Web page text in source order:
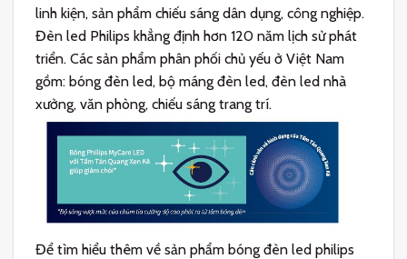
linh kiện, sản phẩm chiếu sáng dân dụng, công nghiệp.
Đèn led Philips khẳng định hơn 120 năm lịch sử phát
triển. Các sản phẩm phân phối chủ yếu ở Việt Nam
gồm: bóng đèn led, bộ máng đèn led, đèn led nhà
xưởng, văn phòng, chiếu sáng trang trí.
Để tìm hiểu thêm về sản phẩm bóng đèn led philips